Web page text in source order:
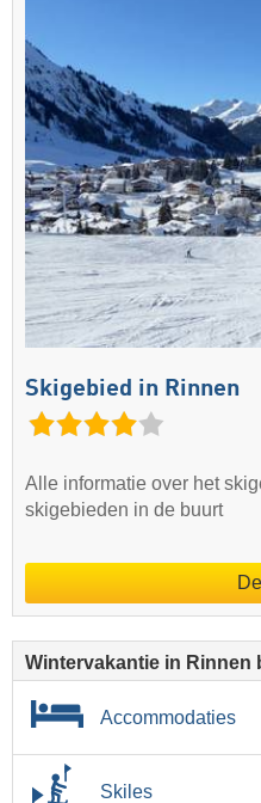
Skigebied in Rinnen
Alle informatie over het
skigebieden in de buurt
Wintervakantie in Rinnen
Accommodaties
Skiles